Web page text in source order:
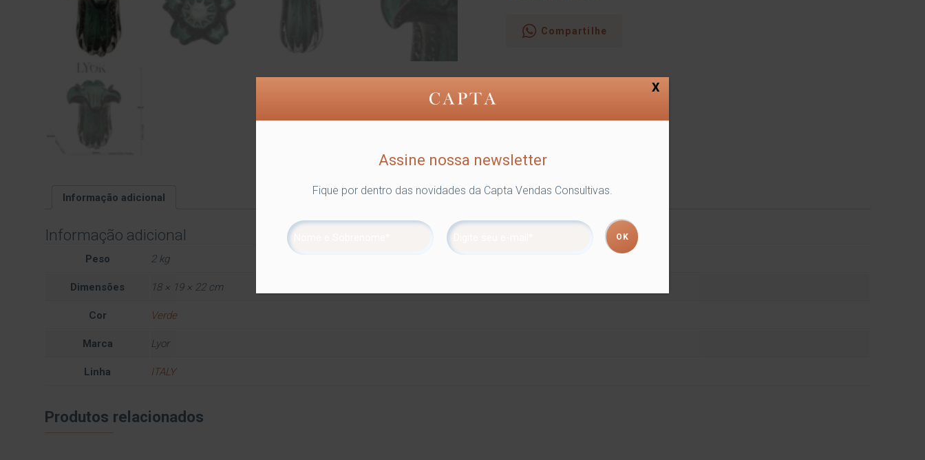
Compartilhe
Informação adicional
Informação adicional
Peso 2 kg
Dimensões 18 × 19 × 22 cm
Cor Verde
Marca Lyor
Linha ITALY
Produtos relacionados
Assine nossa newsletter
Fique por dentro das novidades da Capta Vendas Consultivas.
X